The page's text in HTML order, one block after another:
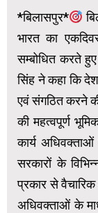
*बिलासपुर*
भारत का
सम्बोधित करते
सिंह ने कहा कि
एवं संगठित करने
की महत्वपूर्ण
कार्य
सरकारों के
प्रकार से
अधिवक्ताओं के